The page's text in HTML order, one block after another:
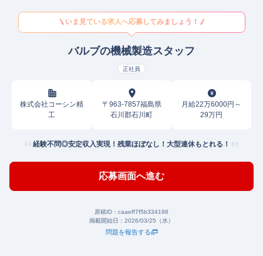
いま見ている求人へ応募してみましょう！
バルブの機械製造スタッフ
正社員
株式会社コーシン精
工
〒963-7857福島県
石川郡石川町
月給22万6000円～
29万円
経験不問◎安定収入実現！残業ほぼなし！大型連休もとれる！
応募画面へ進む
原稿ID： caaeff7f5b334198
掲載開始日： 2026/03/25（水）
問題を報告する